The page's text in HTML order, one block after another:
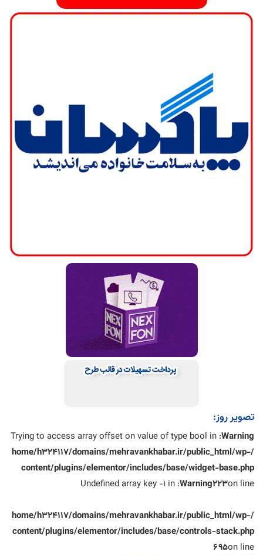
تصویر روز:
Warning
: Trying to access array offset on value of type bool in
/home/h324117/domains/mehravankhabar.ir/public_html/wp-
content/plugins/elementor/includes/base/widget-base.php
on line
223
Warning
: Undefined array key -1 in
/home/h324117/domains/mehravankhabar.ir/public_html/wp-
content/plugins/elementor/includes/base/controls-stack.php
on line
695